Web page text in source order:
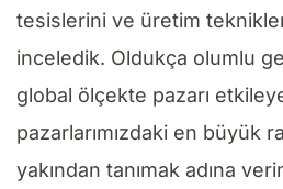
tesislerini ve üretim
inceledik. Oldukça olumlu
global ölçekte pazarı
pazarlarımızdaki en büyük
yakından tanımak adına